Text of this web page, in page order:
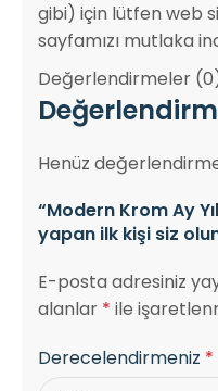
gibi) için lütfen web
sayfamızı mutlaka
Değerlendirmeler
Henüz
“Modern Krom Ay
yapan ilk kişi siz
E-posta adresiniz
alanlar * ile
Derecelendirmeniz *